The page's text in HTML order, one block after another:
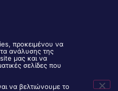
2106843888
προκειμένου να
ανάλυσης της
μας και να
σελίδες που
να βελτιώνουμε το